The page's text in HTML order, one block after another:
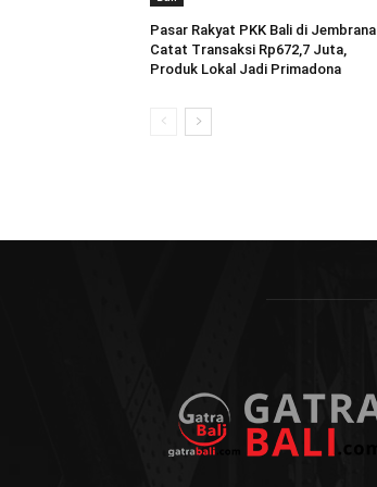
Pasar Rakyat PKK Bali di Jembrana
Catat Transaksi Rp672,7 Juta,
Produk Lokal Jadi Primadona